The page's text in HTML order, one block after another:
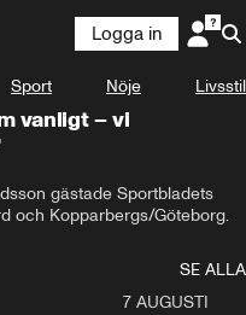
Logga in
Sport Nöje Livsstil
vanligt – vi
gästade Sportbladets
och Kopparbergs/Göteborg.
SE ALLA
7 AUGUSTI